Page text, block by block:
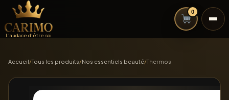
L'audace d'être soi
0
Accueil/Tous les produits/Nos essentiels beauté/Thermos